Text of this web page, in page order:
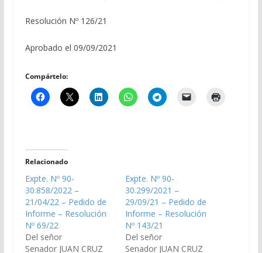
Resolución Nº 126/21
Aprobado el 09/09/2021
Compártelo:
Relacionado
Expte. Nº 90-
30.858/2022 –
21/04/22 – Pedido de
Informe – Resolución
Nº 69/22
Del señor
Senador JUAN CRUZ
Expte. Nº 90-
30.299/2021 –
29/09/21 – Pedido de
Informe – Resolución
Nº 143/21
Del señor
Senador JUAN CRUZ